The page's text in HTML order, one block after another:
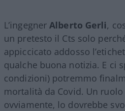
L’ingegnerAlberto Gerli,
un pretesto il Cts solo
appiccicato addosso
qualche buona notizia. E ci
condizioni) potremmo
mortalità da Covid. Un ruolo
ovviamente, lo dovrebbe